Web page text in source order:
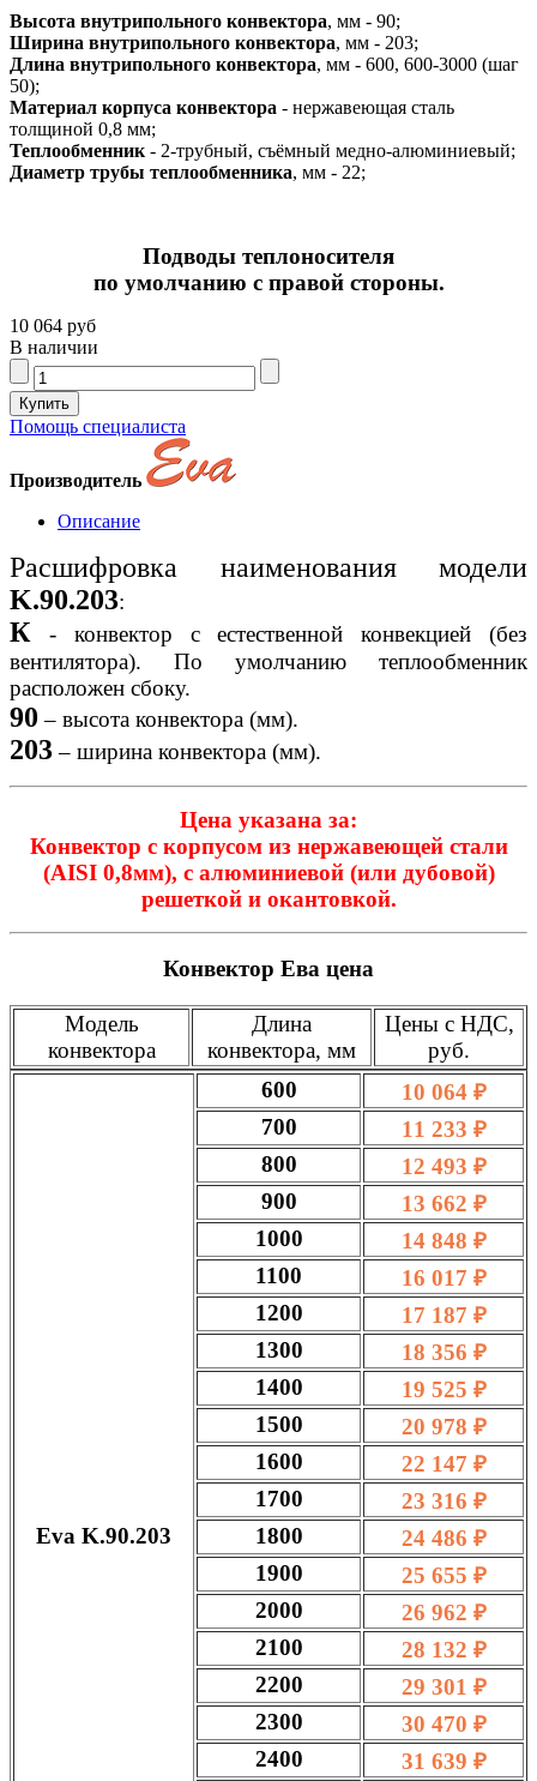
Высота внутрипольного конвектора, мм - 90;
Ширина внутрипольного конвектора, мм - 203;
Длина внутрипольного конвектора, мм - 600, 600-3000 (шаг
50);
Материал корпуса конвектора - нержавеющая сталь
толщиной 0,8 мм;
Теплообменник - 2-трубный, съёмный медно-алюминиевый;
Диаметр трубы теплообменника, мм - 22;
Подводы теплоносителя
по умолчанию с правой стороны.
10 064 руб
В наличии
Помощь специалиста
Производитель
Описание
Расшифровка наименования модели
K.90.203:
К
- конвектор с естественной конвекцией (без
вентилятора). По умолчанию теплообменник
расположен сбоку.
90 – высота конвектора (мм).
203– ширина конвектора (мм).
Цена указана за:
Конвектор с корпусом из нержавеющей стали
(AISI 0,8мм), с алюминиевой (или дубовой)
решеткой и окантовкой.
Конвектор Ева цена
Модель
конвектора
Длина
конвектора, мм
Цены с НДС,
руб.
Eva K.90.203
600
10 064 ₽
700
11 233 ₽
800
12 493 ₽
900
13 662 ₽
1000
14 848 ₽
1100
16 017 ₽
1200
17 187 ₽
1300
18 356 ₽
1400
19 525 ₽
1500
20 978 ₽
1600
22 147 ₽
1700
23 316 ₽
1800
24 486 ₽
1900
25 655 ₽
2000
26 962 ₽
2100
28 132 ₽
2200
29 301 ₽
2300
30 470 ₽
2400
31 639 ₽